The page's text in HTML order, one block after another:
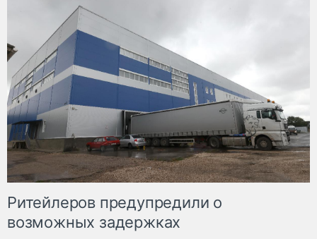
Ритейлеров предупредили о
возможных задержках